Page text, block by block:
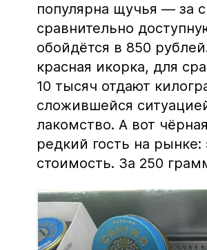
популярна щучья — за
сравнительно
обойдётся в 850
красная икорка, для
10 тысяч отдают
сложившейся
лакомство. А вот
редкий гость на
стоимость. За 250